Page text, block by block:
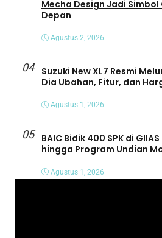
Mecha Design Jadi Simbol
Depan
Agustus 2, 2026
04
Suzuki New XL7 Resmi
Dia Ubahan, Fitur, dan
Agustus 1, 2026
05
BAIC Bidik 400 SPK di
hingga Program Undian
Agustus 1, 2026